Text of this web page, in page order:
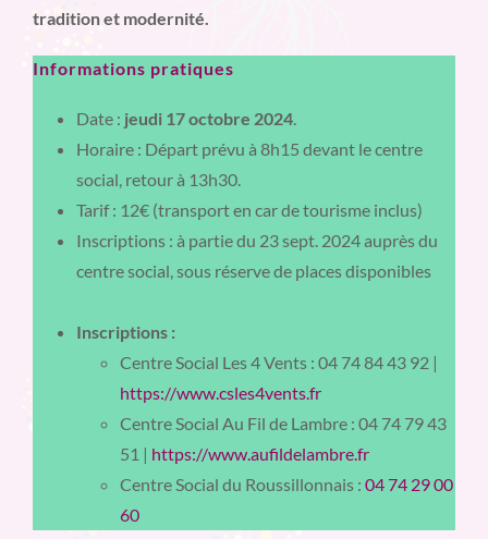
tradition et modernité.
Informations pratiques
Date : jeudi 17 octobre 2024.
Horaire : Départ prévu à 8h15 devant le centre
social, retour à 13h30.
Tarif : 12€ (transport en car de tourisme inclus)
Inscriptions : à partie du 23 sept. 2024 auprès du
centre social, sous réserve de places disponibles
Inscriptions :
Centre Social Les 4 Vents : 04 74 84 43 92 |
https://www.csles4vents.fr
Centre Social Au Fil de Lambre : 04 74 79 43
51 | https://www.aufildelambre.fr
Centre Social du Roussillonnais : 04 74 29 00
60